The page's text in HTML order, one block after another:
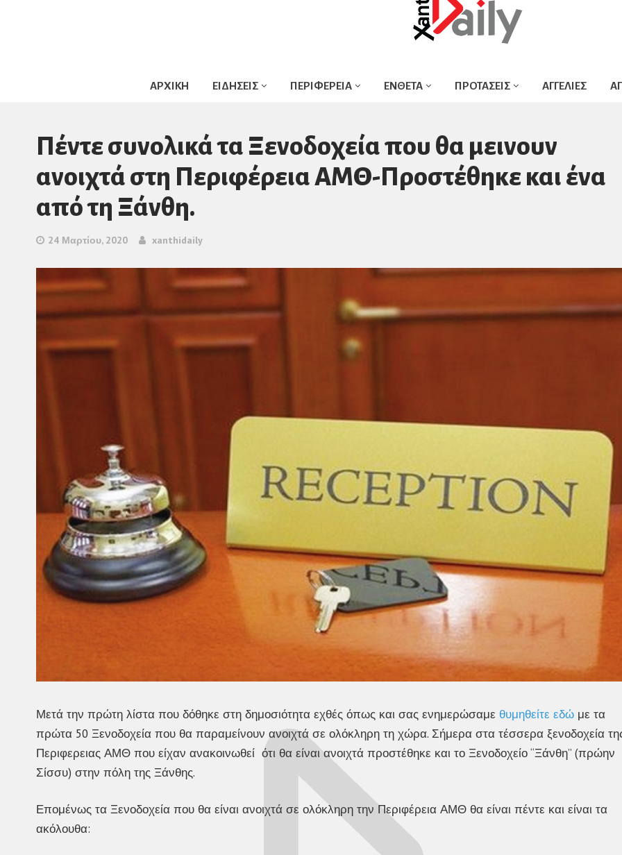
ΑΡΧΙΚΗ ΕΙΔΗΣΕΙΣ ΠΕΡΙΦΕΡΕΙΑ ΕΝΘΕΤΑ ΠΡΟΤΑΣΕΙΣ ΑΓΓΕΛΙΕΣ
Πέντε συνολικά τα Ξενοδοχεία που θα μεινουν
ανοιχτά στη Περιφέρεια ΑΜΘ-Προστέθηκε και ένα
από τη Ξάνθη.
24 Μαρτίου, 2020 xanthidaily
Μετά την πρώτη λίστα που δόθηκε στη δημοσιότητα εχθές όπως και σας ενημερώσαμε θυμηθείτε εδώ με τα
πρώτα 50 Ξενοδοχεία που θα παραμείνουν ανοιχτά σε ολόκληρη τη χώρα. Σήμερα στα τέσσερα ξενοδοχεία
Περιφερειας ΑΜΘ που είχαν ανακοινωθεί ότι θα είναι ανοιχτά προστέθηκε και το Ξενοδοχείο “Ξάνθη” (πρώην
Σίσσυ) στην πόλη της Ξάνθης.
Επομένως τα Ξενοδοχεία που θα είναι ανοιχτά σε ολόκληρη την Περιφέρεια ΑΜΘ θα είναι πέντε και είναι τα
ακόλουθα: